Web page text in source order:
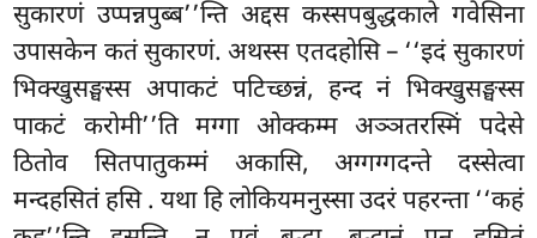
सुकारणं उप्पन्नपुब्ब’’न्ति अद्दस कस्सपबुद्धकाले गवेसिना
उपासकेन कतं सुकारणं. अथस्स एतदहोसि – ‘‘इदं सुकारणं
भिक्खुसङ्घस्स अपाकटं पटिच्छन्नं, हन्द नं भिक्खुसङ्घस्स
पाकटं करोमी’’ति मग्गा ओक्कम्म अञ्ञतरस्मिं पदेसे
ठितोव सितपातुकम्मं अकासि, अग्गग्गदन्ते दस्सेत्वा
मन्दहसितं हसि. यथा हि लोकियमनुस्सा उदरं पहरन्ता ‘‘कहं